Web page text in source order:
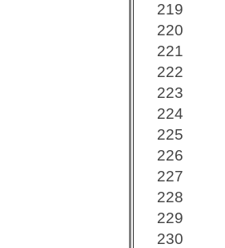
219
220
221
222
223
224
225
226
227
228
229
230